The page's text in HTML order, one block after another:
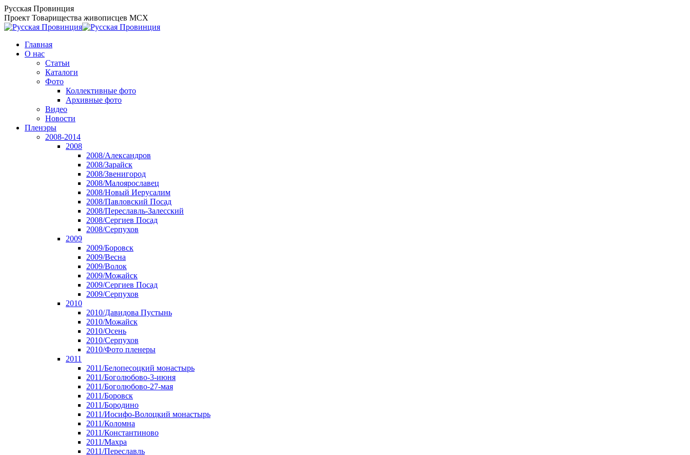
Перейти
к
содержанию
Русская Провинция
Проект Товарищества живописцев МСХ
Главная
О нас
Статьи
Каталоги
Фото
Коллективные фото
Архивные фото
Видео
Новости
Пленэры
2008-2014
2008
2008/Александров
2008/Зарайск
2008/Звенигород
2008/Малоярославец
2008/Новый Иерусалим
2008/Павловский Посад
2008/Переславль-Залесский
2008/Сергиев Посад
2008/Серпухов
2009
2009/Боровск
2009/Весна
2009/Волок
2009/Можайск
2009/Сергиев Посад
2009/Серпухов
2010
2010/Давидова Пустынь
2010/Можайск
2010/Осень
2010/Серпухов
2010/Фото пленеры
2011
2011/Белопесоцкий монастырь
2011/Боголюбово-3-июня
2011/Боголюбово-27-мая
2011/Боровск
2011/Бородино
2011/Иосифо-Волоцкий монастырь
2011/Коломна
2011/Константиново
2011/Махра
2011/Переславль